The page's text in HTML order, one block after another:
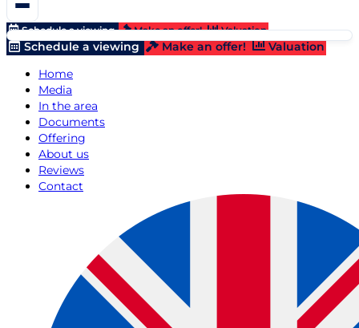
Schedule a viewing Make an offer! Valuation
Schedule a viewing Make an offer!
Valuation
Home
Media
In the area
Documents
Offering
About us
Reviews
Contact